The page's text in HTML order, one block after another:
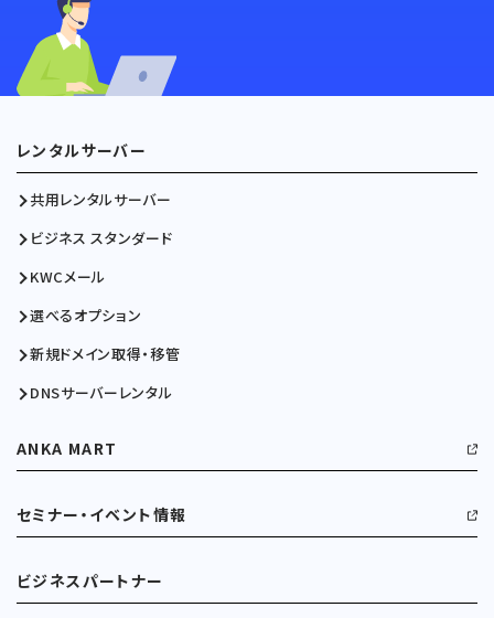
レンタルサーバー
共用レンタルサーバー
ビジネス スタンダード
KWCメール
選べるオプション
新規ドメイン取得・移管
DNSサーバーレンタル
ANKA MART
セミナー・イベント情報
ビジネスパートナー